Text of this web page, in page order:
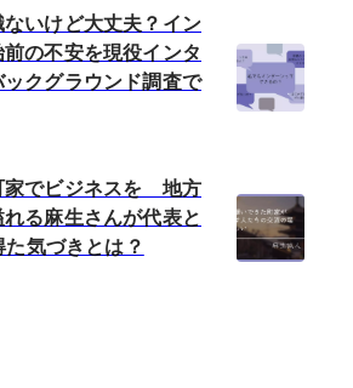
いけど大丈夫？イン
の不安を現役インタ
クグラウンド調査で
家でビジネスを 地方
る麻生さんが代表と
気づきとは？